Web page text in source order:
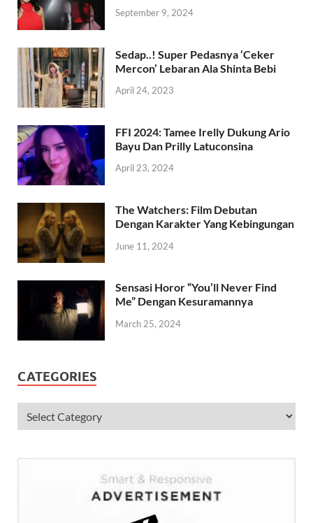
September 9, 2024
Sedap..! Super Pedasnya ‘Ceker
Mercon’ Lebaran Ala Shinta Bebi
April 24, 2023
FFI 2024: Tamee Irelly Dukung Ario
Bayu Dan Prilly Latuconsina
April 23, 2024
The Watchers: Film Debutan
Dengan Karakter Yang Kebingungan
June 11, 2024
Sensasi Horor “You’ll Never Find
Me” Dengan Kesuramannya
March 25, 2024
CATEGORIES